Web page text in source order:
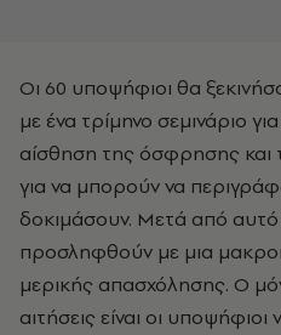
Οι 60 υποψήφιοι θα
με ένα τρίμηνο σεμινάριο
αίσθηση της όσφρησης και
για να μπορούν να
δοκιμάσουν. Μετά από
προσληφθούν με μια
μερικής απασχόλησης. Ο
αιτήσεις είναι οι